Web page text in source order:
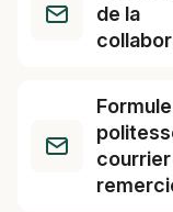
de la